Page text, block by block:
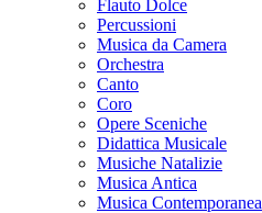
Flauto Dolce
Percussioni
Musica da Camera
Orchestra
Canto
Coro
Opere Sceniche
Didattica Musicale
Musiche Natalizie
Musica Antica
Musica Contemporanea